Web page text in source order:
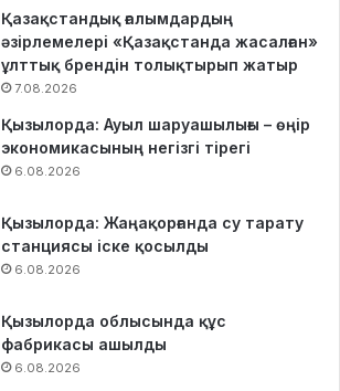
Қазақстандық ғалымдардың
әзірлемелері «Қазақстанда жасалған»
ұлттық брендін толықтырып жатыр
7.08.2026
Қызылорда: Ауыл шаруашылығы – өңір
экономикасының негізгі тірегі
6.08.2026
Қызылорда: Жаңақорғанда су тарату
станциясы іске қосылды
6.08.2026
Қызылорда облысында құс
фабрикасы ашылды
6.08.2026